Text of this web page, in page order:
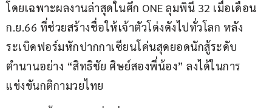
โดยเฉพาะผลงานล่าสุดในศึก ONE ลุมพินี 32 เมื่อเดือน
ก.ย.66 ที่ช่วยสร้างชื่อให้เจ้าตัวโด่งดังไปทั่วโลก หลัง
ระเบิดฟอร์มหักปากกาเซียนโค่นสุดยอดนักสู้ระดับ
ตำนานอย่าง “สิทธิชัย ศิษย์สองพี่น้อง” ลงได้ในการ
แข่งขันกติกามวยไทย